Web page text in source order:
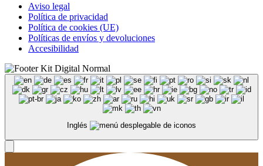
Aviso legal
Política de privacidad
Política de cookies (UE)
Políticas de envíos y devoluciones
Accesibilidad
Inglés